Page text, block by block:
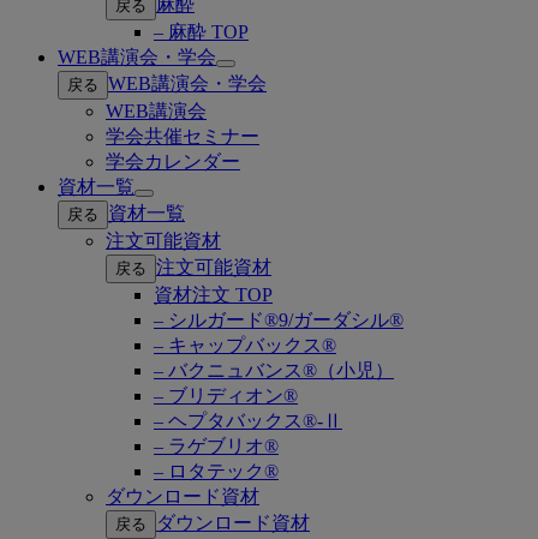
戻る
麻酔
– 麻酔 TOP
WEB講演会・学会
Open
submenu
戻る WEB講演会・学会
WEB講演会
学会共催セミナー
学会カレンダー
資材一覧
Open
submenu
戻る
資材一覧
注文可能資材
戻る 注文可能資材
資材注文 TOP
– シルガード®9/ガーダシル®
– キャップバックス®
– バクニュバンス®（小児）
– ブリディオン®
– ヘプタバックス®-Ⅱ
– ラゲブリオ®
– ロタテック®
ダウンロード資材
戻る
ダウンロード資材